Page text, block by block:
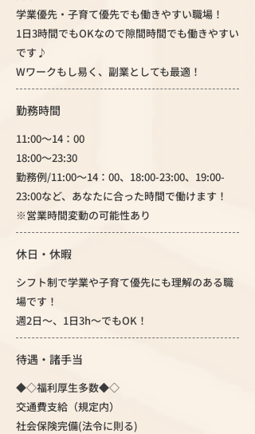
学業優先・子育て優先でも働きやすい職場！
1日3時間でもOKなので隙間時間でも働きやすい
です♪
Wワークもし易く、副業としても最適！
勤務時間
11:00～14：00
18:00～23:30
勤務例/11:00～14：00、18:00-23:00、19:00-
23:00など、あなたに合った時間で働けます！
※営業時間変動の可能性あり
休日・休暇
シフト制で学業や子育て優先にも理解のある職
場です！
週2日～、1日3h～でもOK！
待遇・諸手当
◆◇福利厚生多数◆◇
交通費支給（規定内）
社会保険完備(法令に則る)